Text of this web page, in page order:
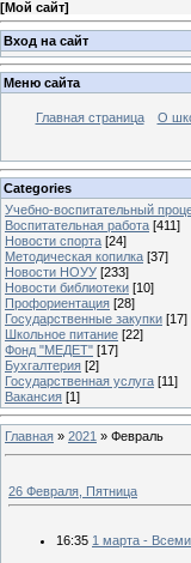
[Мой сайт]
Вход на сайт
Меню сайта
Главная страница О
Categories
Учебно-воспитательный
Воспитательная работа [411]
Новости спорта [24]
Методическая копилка [37]
Новости НОУУ [233]
Новости библиотеки [10]
Профориентация [28]
Государственные закупки [17]
Школьное питание [22]
Фонд "МЕДЕТ" [17]
Бухгалтерия [2]
Государственная услуга [11]
Вакансия [1]
Главная » 2021 » Февраль
26 Февраля, Пятница
16:35 1 марта -